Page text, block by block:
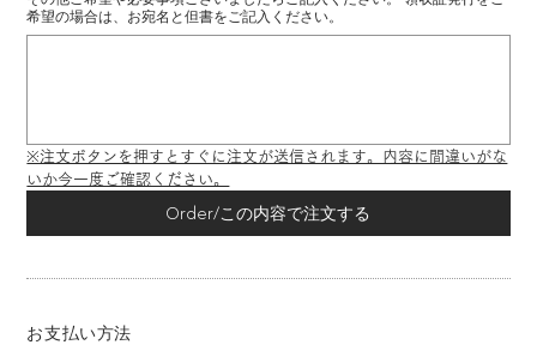
希望の場合は、お宛名と但書をご記入ください。
※注文ボタンを押すとすぐに注文が送信されます。内容に間違いがな
いか今一度ご確認ください。
Order/この内容で注文する
お支払い方法